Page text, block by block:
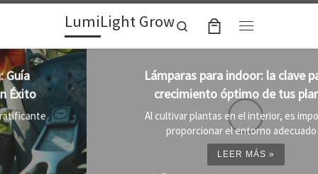
Skip to contentLumiLight Grow
Search
Lámparas para indoor: la clave para un
crecimiento óptimo de tus plantas
Al cultivar plantas en el interior, es importante
proporcionar el entorno adecuado ...